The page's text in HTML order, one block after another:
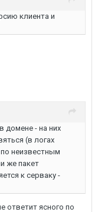
клиента и
домене - на них
(в логах
неизвестным
же пакет
к серваку -
ответит ясного по